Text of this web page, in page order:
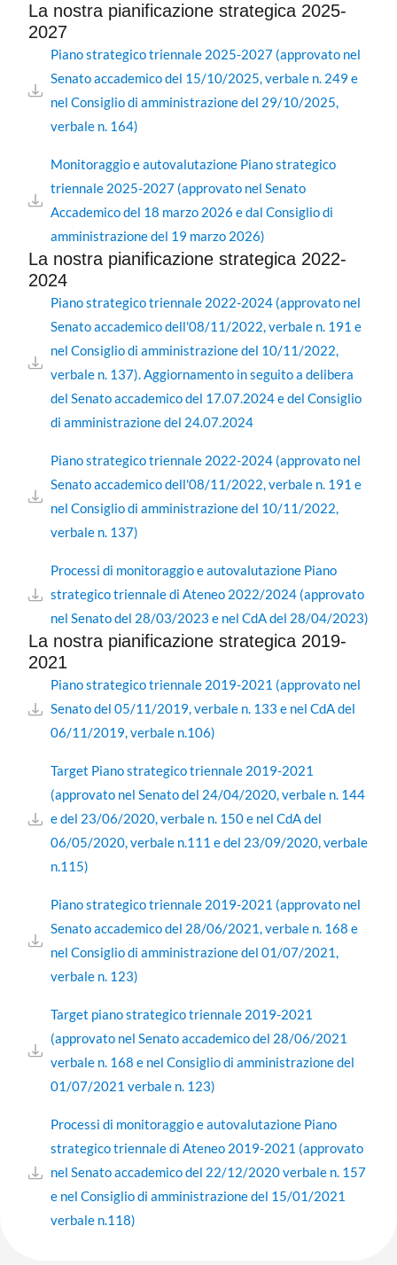
La nostra pianificazione strategica 2025-
2027
Piano strategico triennale 2025-2027 (approvato nel
Senato accademico del 15/10/2025, verbale n. 249 e
nel Consiglio di amministrazione del 29/10/2025,
verbale n. 164)
Monitoraggio e autovalutazione Piano strategico
triennale 2025-2027 (approvato nel Senato
Accademico del 18 marzo 2026 e dal Consiglio di
amministrazione del 19 marzo 2026)
La nostra pianificazione strategica 2022-
2024
Piano strategico triennale 2022-2024 (approvato nel
Senato accademico dell'08/11/2022, verbale n. 191 e
nel Consiglio di amministrazione del 10/11/2022,
verbale n. 137). Aggiornamento in seguito a delibera
del Senato accademico del 17.07.2024 e del Consiglio
di amministrazione del 24.07.2024
Piano strategico triennale 2022-2024 (approvato nel
Senato accademico dell'08/11/2022, verbale n. 191 e
nel Consiglio di amministrazione del 10/11/2022,
verbale n. 137)
Processi di monitoraggio e autovalutazione Piano
strategico triennale di Ateneo 2022/2024 (approvato
nel Senato del 28/03/2023 e nel CdA del 28/04/2023)
La nostra pianificazione strategica 2019-
2021
Piano strategico triennale 2019-2021 (approvato nel
Senato del 05/11/2019, verbale n. 133 e nel CdA del
06/11/2019, verbale n.106)
Target Piano strategico triennale 2019-2021
(approvato nel Senato del 24/04/2020, verbale n. 144
e del 23/06/2020, verbale n. 150 e nel CdA del
06/05/2020, verbale n.111 e del 23/09/2020, verbale
n.115)
Piano strategico triennale 2019-2021 (approvato nel
Senato accademico del 28/06/2021, verbale n. 168 e
nel Consiglio di amministrazione del 01/07/2021,
verbale n. 123)
Target piano strategico triennale 2019-2021
(approvato nel Senato accademico del 28/06/2021
verbale n. 168 e nel Consiglio di amministrazione del
01/07/2021 verbale n. 123)
Processi di monitoraggio e autovalutazione Piano
strategico triennale di Ateneo 2019-2021 (approvato
nel Senato accademico del 22/12/2020 verbale n. 157
e nel Consiglio di amministrazione del 15/01/2021
verbale n.118)